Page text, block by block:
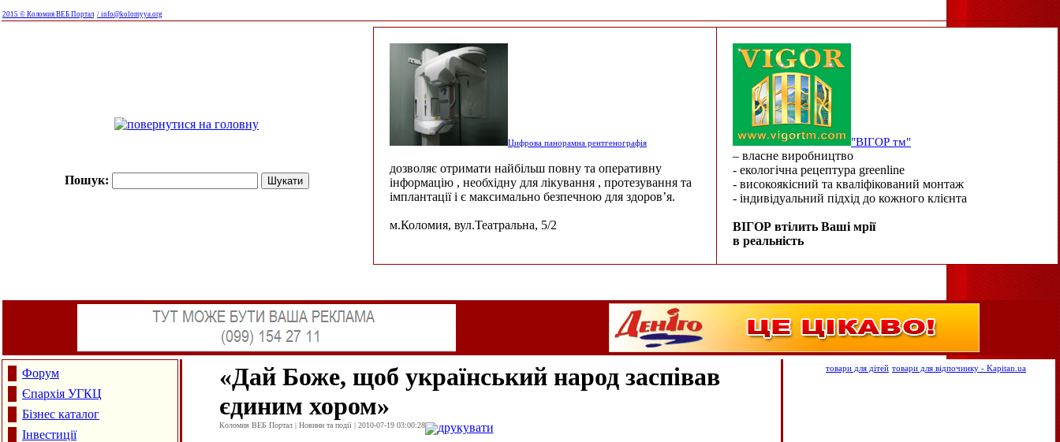
2015 © Коломия ВЕБ Портал / info@kolomyya.org
Пошук:
Цифрова панорамна рентгенографія
дозволяє отримати найбільш повну та оперативну
інформацію , необхідну для лікування , протезування та
імплантації і є максимально безпечною для здоров’я.
м.Коломия, вул.Театральна, 5/2
"ВІГОР тм"
– власне виробництво
- екологічна рецептура greenline
- високоякісний та кваліфікований монтаж
- індивідуальний підхід до кожного клієнта
ВІГОР втілить Ваші мрії
в реальність
Форум
Єпархія УГКЦ
Бізнес каталог
Інвестиції
«Дай Боже, щоб український народ заспівав
єдиним хором»
Коломия ВЕБ Портал | Новини та події | 2010-07-19 03:00:28 друкувати
товари для дітей товари для відпочинку - Kapitan.ua